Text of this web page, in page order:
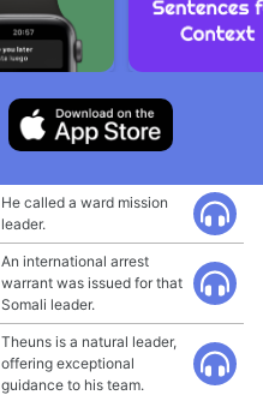
He called a ward mission
leader.
An international arrest
warrant was issued for that
Somali leader.
Theuns is a natural leader,
offering exceptional
guidance to his team.